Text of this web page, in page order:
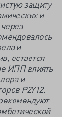
защиту
и
и
остается
ИПП влиять
и
P2Y12.